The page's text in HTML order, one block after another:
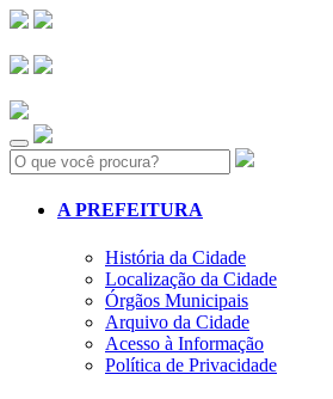
Search:
A PREFEITURA
História da Cidade
Localização da Cidade
Órgãos Municipais
Arquivo da Cidade
Acesso à Informação
Política de Privacidade